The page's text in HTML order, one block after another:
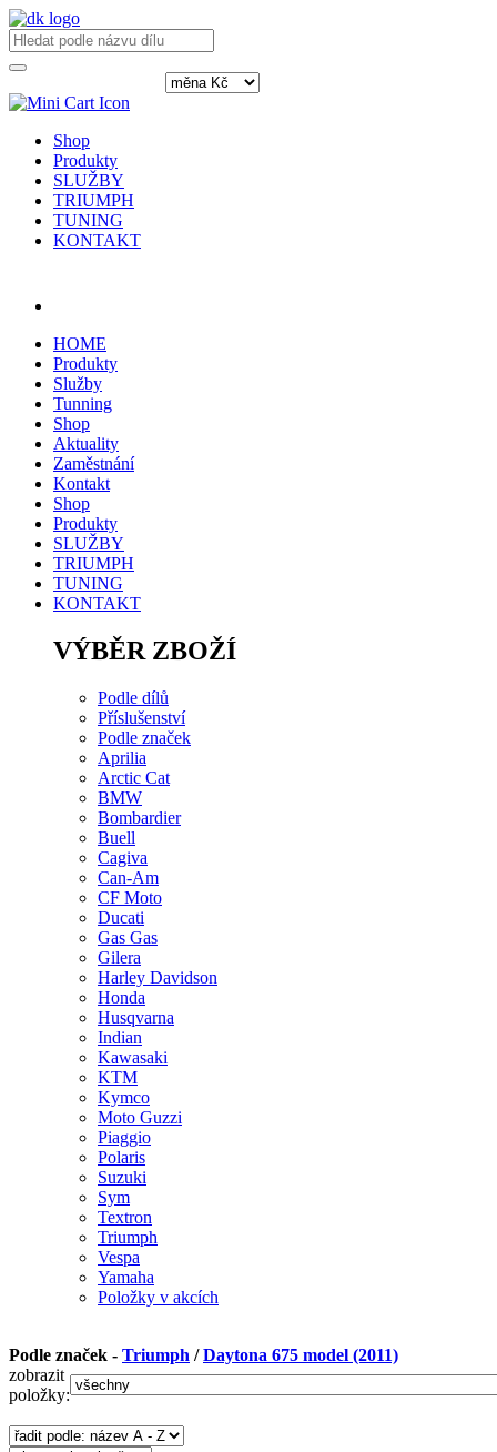
Shop
Produkty
SLUŽBY
TRIUMPH
TUNING
KONTAKT
HOME
Produkty
Služby
Tunning
Shop
Aktuality
Zaměstnání
Kontakt
Shop
Produkty
SLUŽBY
TRIUMPH
TUNING
KONTAKT
VÝBĚR ZBOŽÍ
Podle dílů
Příslušenství
Podle značek
Aprilia
Arctic Cat
BMW
Bombardier
Buell
Cagiva
Can-Am
CF Moto
Ducati
Gas Gas
Gilera
Harley Davidson
Honda
Husqvarna
Indian
Kawasaki
KTM
Kymco
Moto Guzzi
Piaggio
Polaris
Suzuki
Sym
Textron
Triumph
Vespa
Yamaha
Položky v akcích
Podle značek - Triumph /Daytona 675 model (2011)
zobrazit
položky: